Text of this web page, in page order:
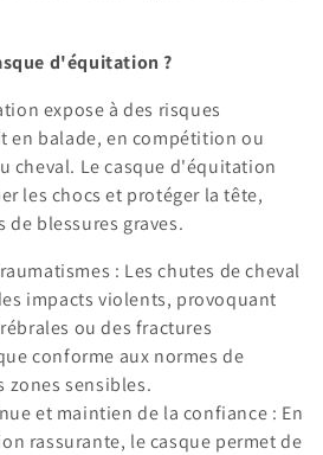
d'équitation ?
expose à des risques
en balade, en compétition ou
cheval. Le casque d'équitation
les chocs et protéger la tête,
blessures graves.
: Les chutes de cheval
impacts violents, provoquant
ou des fractures
conforme aux normes de
zones sensibles.
et maintien de la confiance : En
rassurante, le casque permet de